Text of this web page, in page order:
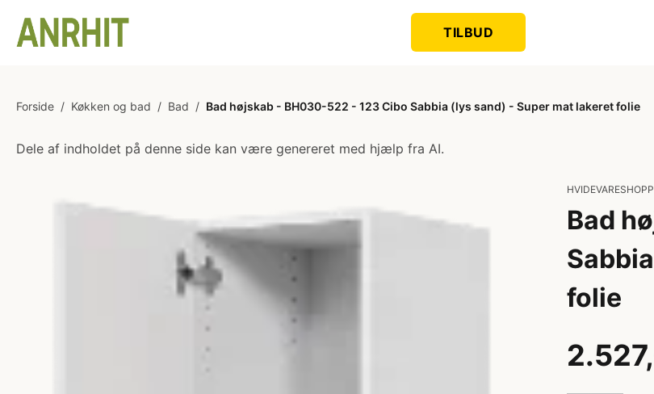
TILBUD
Forside / Køkken og bad / Bad / Bad højskab - BH030-522 - 123 Cibo Sabbia (lys sand) - Super mat lakeret folie
Dele af indholdet på denne side kan være genereret med hjælp fra AI.
Bad
folie